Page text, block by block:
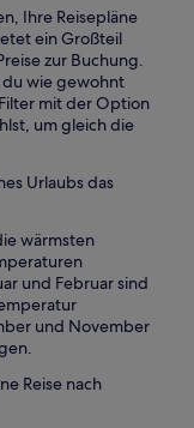
Ihre Reisepläne
ein Großteil
zur Buchung.
wie gewohnt
mit der Option
um gleich die
Urlaubs das
wärmsten
und Februar sind
und November
Reise nach